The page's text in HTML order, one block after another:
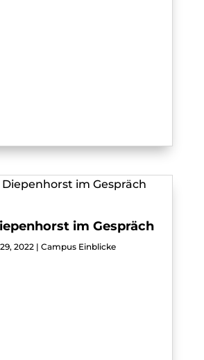
im Gespräch
2022 |Campus Einblicke